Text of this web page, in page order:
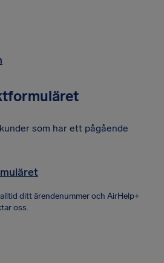
som har ett pågående
ditt ärendenummer och AirHelp+
oss.